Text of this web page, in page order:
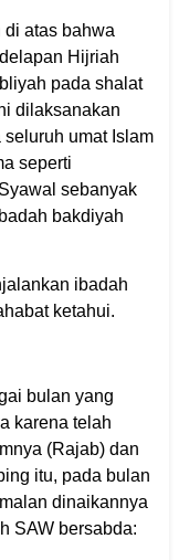
di atas bahwa
Hijriah
pada shalat
dilaksanakan
umat Islam
seperti
sebanyak
bakdiyah
ibadah
ketahui.
bulan yang
karena telah
(Rajab) dan
itu, pada bulan
dinaikannya
SAW bersabda: